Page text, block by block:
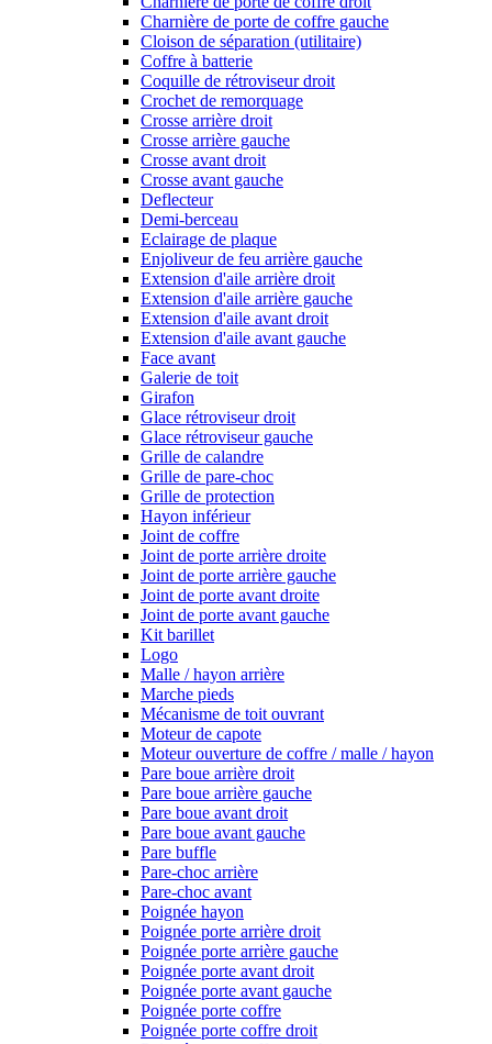
Charnière de porte de coffre gauche
Cloison de séparation (utilitaire)
Coffre à batterie
Coquille de rétroviseur droit
Crochet de remorquage
Crosse arrière droit
Crosse arrière gauche
Crosse avant droit
Crosse avant gauche
Deflecteur
Demi-berceau
Eclairage de plaque
Enjoliveur de feu arrière gauche
Extension d'aile arrière droit
Extension d'aile arrière gauche
Extension d'aile avant droit
Extension d'aile avant gauche
Face avant
Galerie de toit
Girafon
Glace rétroviseur droit
Glace rétroviseur gauche
Grille de calandre
Grille de pare-choc
Grille de protection
Hayon inférieur
Joint de coffre
Joint de porte arrière droite
Joint de porte arrière gauche
Joint de porte avant droite
Joint de porte avant gauche
Kit barillet
Logo
Malle / hayon arrière
Marche pieds
Mécanisme de toit ouvrant
Moteur de capote
Moteur ouverture de coffre / malle / hayon
Pare boue arrière droit
Pare boue arrière gauche
Pare boue avant droit
Pare boue avant gauche
Pare buffle
Pare-choc arrière
Pare-choc avant
Poignée hayon
Poignée porte arrière droit
Poignée porte arrière gauche
Poignée porte avant droit
Poignée porte avant gauche
Poignée porte coffre
Poignée porte coffre droit